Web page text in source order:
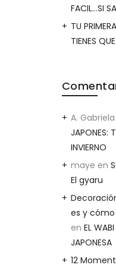
FACIL…SI
TU
TIENES
A.
JAPONES:
INVIERNO
maye en
El gyaru
es y
en EL
JAPONESA
12